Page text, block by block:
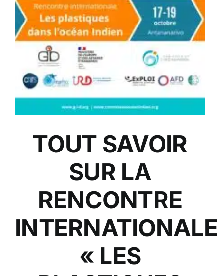
TOUT SAVOIR
SUR LA
RENCONTRE
INTERNATIONALE
« LES